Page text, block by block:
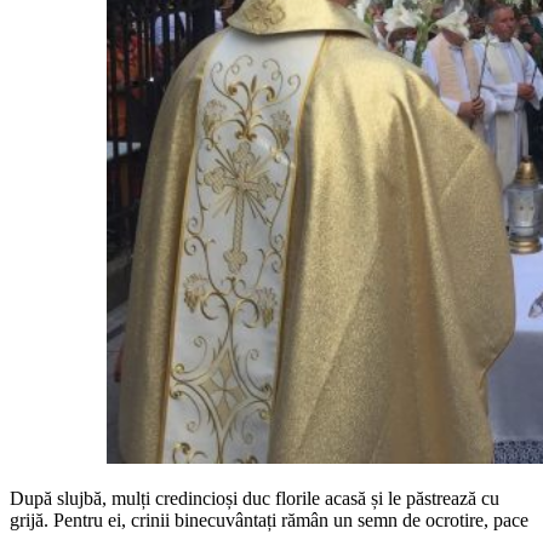
După slujbă, mulți credincioși duc florile acasă și le păstrează cu
grijă. Pentru ei, crinii binecuvântați rămân un semn de ocrotire, pace